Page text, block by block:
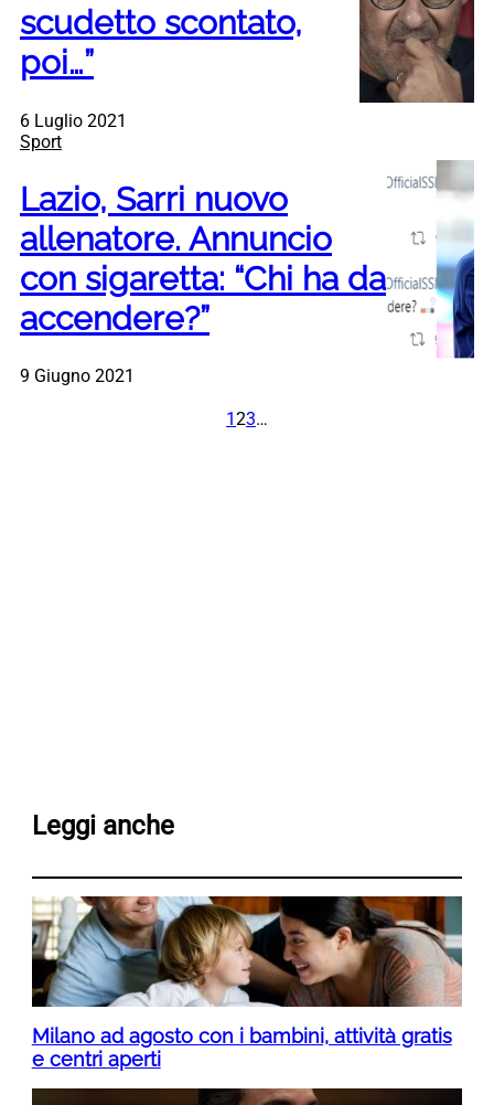
scudetto scontato,
poi…”
6 Luglio 2021
Sport
Lazio, Sarri nuovo
allenatore. Annuncio
con sigaretta: “Chi ha da
accendere?”
9 Giugno 2021
1 23…
Leggi anche
Milano ad agosto con i bambini, attività gratis
e centri aperti